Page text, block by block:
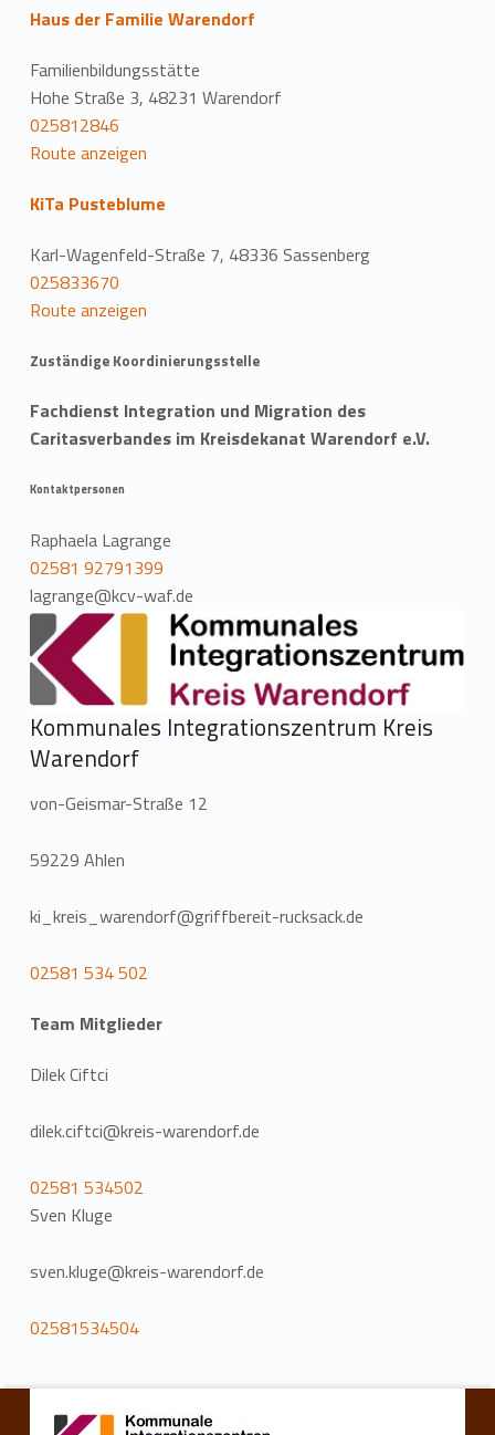
Haus der Familie Warendorf
Familienbildungsstätte
Hohe Straße 3, 48231 Warendorf
025812846
Route anzeigen
KiTa Pusteblume
Karl-Wagenfeld-Straße 7, 48336 Sassenberg
025833670
Route anzeigen
Zuständige Koordinierungsstelle
Fachdienst Integration und Migration des
Caritasverbandes im Kreisdekanat Warendorf e.V.
Kontaktpersonen
Raphaela Lagrange
02581 92791399
lagrange@kcv-waf.de
Kommunales Integrationszentrum Kreis
Warendorf
von-Geismar-Straße 12
59229 Ahlen
ki_kreis_warendorf@griffbereit-rucksack.de
02581 534 502
Team Mitglieder
Dilek Ciftci
dilek.ciftci@kreis-warendorf.de
02581 534502
Sven Kluge
sven.kluge@kreis-warendorf.de
02581534504